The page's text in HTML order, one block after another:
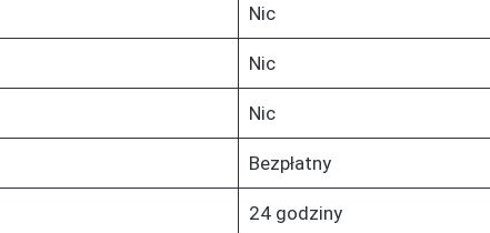
Nic
Nic
Nic
Bezpłatny
24 godziny